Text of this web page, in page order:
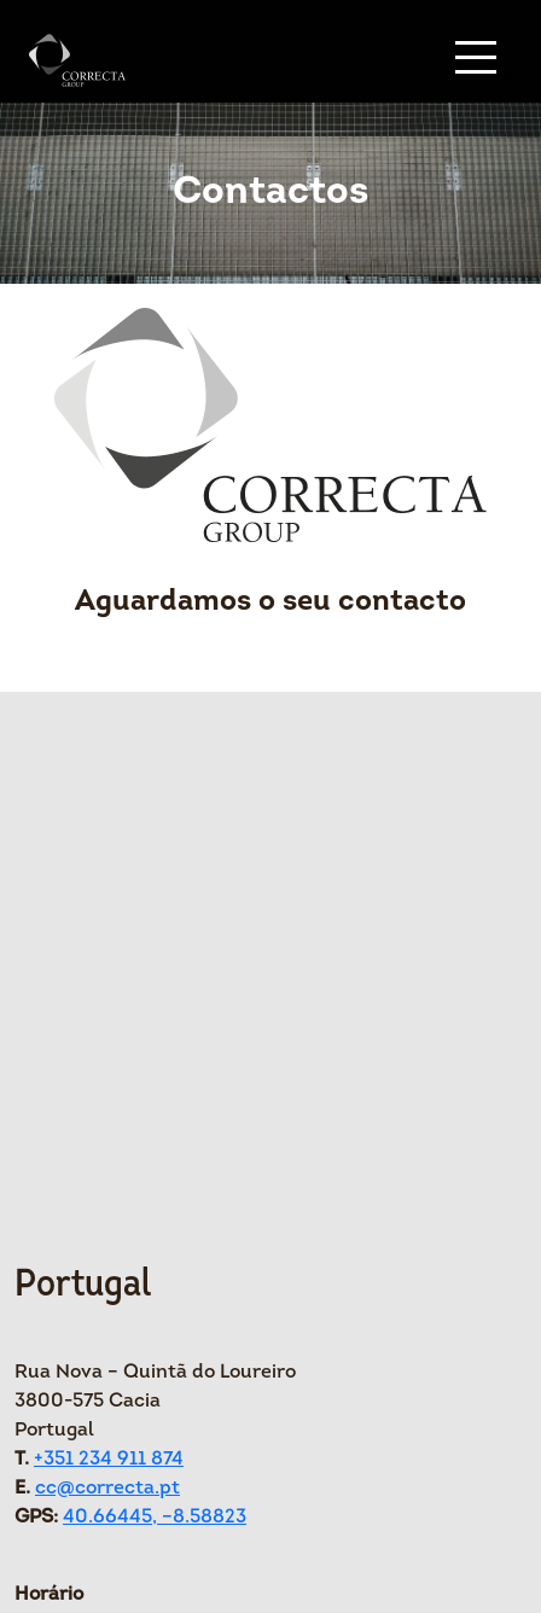
Contactos
Aguardamos o seu contacto
Portugal
Rua Nova – Quintã do Loureiro
3800-575 Cacia
Portugal
T. +351 234 911 874
E. cc@correcta.pt
GPS: 40.66445, –8.58823
Horário